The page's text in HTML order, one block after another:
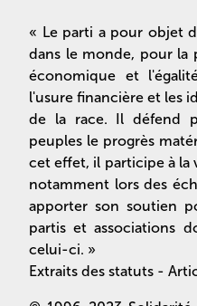
« Le parti a pour objet
dans le monde, pour la
économique et
l'usure financière et les
de la race. Il défend
peuples le progrès
cet effet, il participe à la
notamment lors des
apporter son soutien
partis et associations
celui-ci. »
Extraits des statuts -